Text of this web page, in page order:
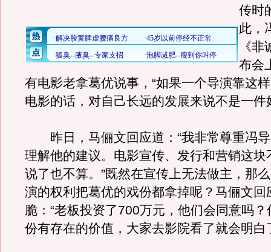
传时
此，
《
布会
有电影老拿葛优说事，“如果一个导演靠这
电影的话，对自己长远的发展来说不是一件
昨日，马俪文回应道：“我非常尊重冯导
理解他的建议。电影宣传、发行和营销这块
说了也不算。”既然在宣传上无法做主，那
演的权利把葛优的戏份都拿掉呢？马俪文回
脆：“老板投资了700万元，他们会同意吗
份有存在的价值，大家去影院看了就会明白